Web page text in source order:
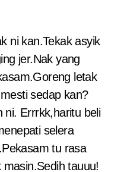
ni kan.Tekak asyik
jer.Nak yang
letak
sedap kan?
ni. Errrkk,haritu beli
selera
tu rasa
tauuu!